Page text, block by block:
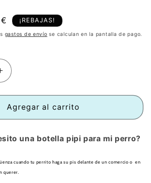
¡REBAJAS!
gastos de envío se calculan en la pantalla de pago.
Aumentar
Botella
Agregar al carrito
una botella pipi para mi perro?
cuando tu perrito haga su pis delante de un comercio o en
querer.